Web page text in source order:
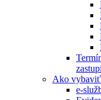
Ako vybaviť
e-